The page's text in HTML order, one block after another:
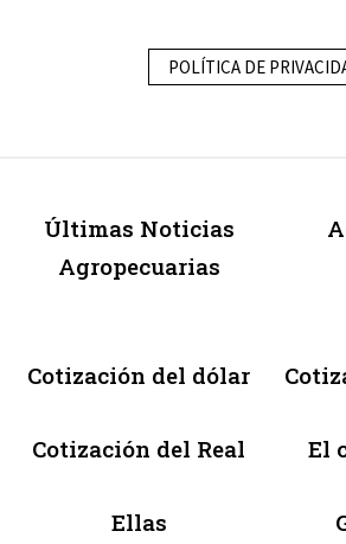
POLÍTICA DE
Últimas Noticias
Agropecuarias
Cotización del dólar
Cotización del Real El
Ellas